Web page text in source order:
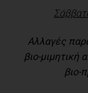
Αλλαγές
βιο-μιμητική
βιο-